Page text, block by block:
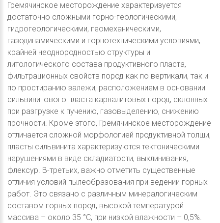
Гремячинское месторождение характеризуется
достаточно сложными горно-геологическими,
гидрогеологическими, геомеханическими,
газодинамическими и горнотехническими условиями,
крайней неоднородностью структуры и
литологического состава продуктивного пласта,
фильтрационных свойств пород как по вертикали, так и
по простиранию залежи, расположением в основании
сильвинитового пласта карналитовых пород, склонных
при разгрузке к пучению, газовыделению, снижению
прочности. Кроме этого, Гремячинское месторождение
отличается сложной морфологией продуктивной толщи,
пласты сильвинита характеризуются тектоническими
нарушениями в виде складиатости, выклинивания,
флексур. В-третьих, важно отметить существенные
отличия условий пылеобразования при ведении горных
работ. Это связано с различным минералогическим
составом горных пород, высокой температурой
массива – около 35 °С, при низкой влажности – 0,5%.